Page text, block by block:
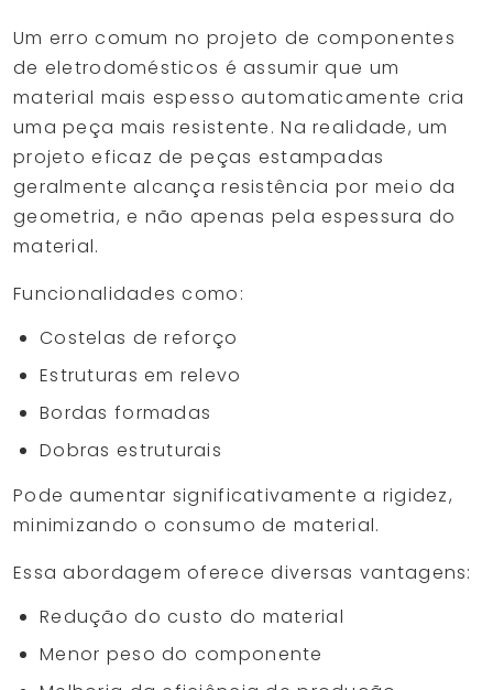
Um erro comum no projeto de componentes
de eletrodomésticos é assumir que um
material mais espesso automaticamente cria
uma peça mais resistente. Na realidade, um
projeto eficaz de peças estampadas
geralmente alcança resistência por meio da
geometria, e não apenas pela espessura do
material.
Funcionalidades como:
Costelas de reforço
Estruturas em relevo
Bordas formadas
Dobras estruturais
Pode aumentar significativamente a rigidez,
minimizando o consumo de material.
Essa abordagem oferece diversas vantagens:
Redução do custo do material
Menor peso do componente